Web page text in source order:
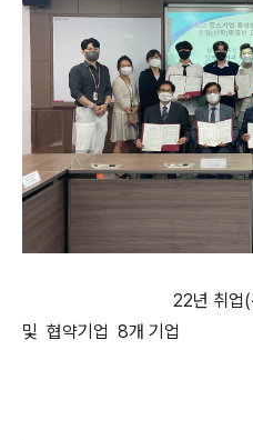
22년 취업(산학)맞
및 협약기업 8개 기업